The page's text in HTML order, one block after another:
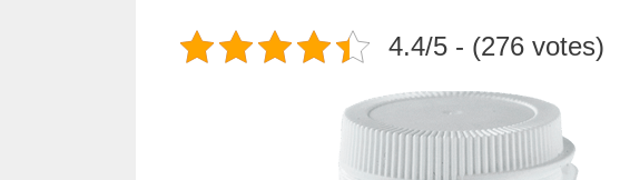
4.4/5 - (276 votes)